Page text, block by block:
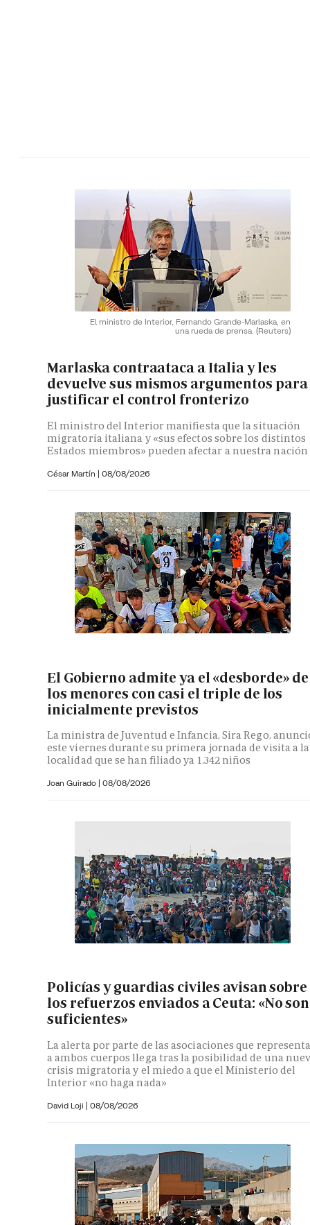
El ministro de Interior, Fernando Grande-Marlaska, en
una rueda de prensa. (Reuters)
Marlaska contraataca a Italia y les
devuelve sus mismos argumentos para
justificar el control fronterizo
El ministro del Interior manifiesta que la situación
migratoria italiana y «sus efectos sobre los distintos
Estados miembros» pueden afectar a nuestra nación
César Martín | 08/08/2026
El Gobierno admite ya el «desborde» de
los menores con casi el triple de los
inicialmente previstos
La ministra de Juventud e Infancia, Sira Rego,
este viernes durante su primera jornada de visita a la
localidad que se han filiado ya 1.342 niños
Joan Guirado | 08/08/2026
Policías y guardias civiles avisan sobre
los refuerzos enviados a Ceuta: «No son
suficientes»
La alerta por parte de las asociaciones que
a ambos cuerpos llega tras la posibilidad de una
crisis migratoria y el miedo a que el Ministerio del
Interior «no haga nada»
David Loji | 08/08/2026